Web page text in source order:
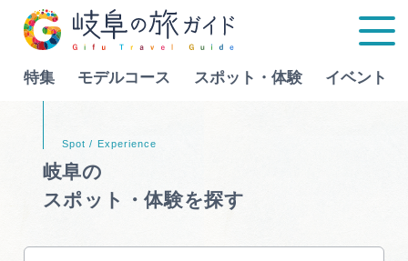
特集 モデルコース スポット・体験 イベント
特集
Language
岐阜の
スポット・体験を探す